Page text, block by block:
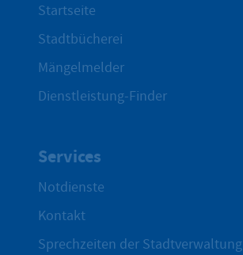
Startseite
Stadtbücherei
Mängelmelder
Dienstleistung-Finder
Services
Notdienste
Kontakt
Sprechzeiten der Stadtverwaltung